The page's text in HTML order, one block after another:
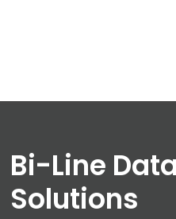
Bi-Line
Solutions